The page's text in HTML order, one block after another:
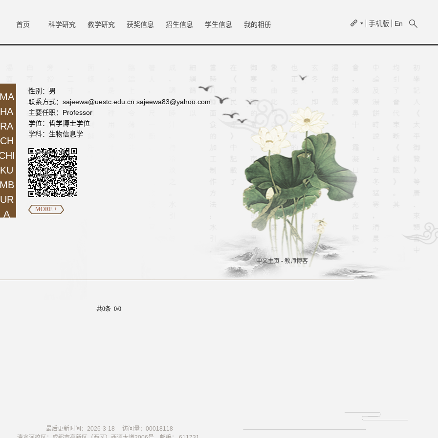
首页 科学研究 教学研究 获奖信息 招生信息 学生信息 我的相册 手机版 En
HA
RA
CH
KU
UR
A
性别：男
联系方式： sajeewa@uestc.edu.cn sajeewa83@yahoo.com
主要任职：Professor
学位：哲学博士学位
学科：生物信息学
MORE +
中文主页 - 教师博客
共0条 0/0
最后更新时间： 2026-3-18 访问量： 00018118